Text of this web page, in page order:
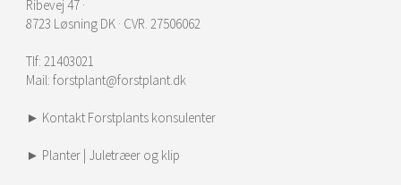
Ribevej 47 ·
8723 Løsning DK · CVR. 27506062
Tlf: 21403021
Mail: forstplant@forstplant.dk
► Kontakt Forstplants konsulenter
► Planter | Juletræer og klip